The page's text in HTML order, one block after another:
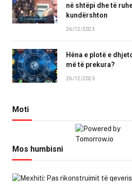
në shtëpi dhe të
kundërshton
26/12/2023
Hëna e plotë e
më të prekura?
26/12/2023
Moti
Mos humbisni